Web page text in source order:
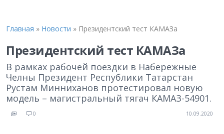
Главная » Новости » Президентский тест КАМАЗа
Президентский тест КАМАЗа
В рамках рабочей поездки в Набережные
Челны Президент Республики Татарстан
Рустам Минниханов протестировал новую
модель – магистральный тягач КАМАЗ-54901.
0 10.09.2020